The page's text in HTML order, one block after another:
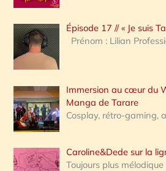
c
h
e
:
Épisode 17 // « Je suis
Prénom : Lilian
Immersion au cœur du
Manga de Tarare
Cosplay, rétro-gaming,
Caroline&Dede sur la
Toujours plus